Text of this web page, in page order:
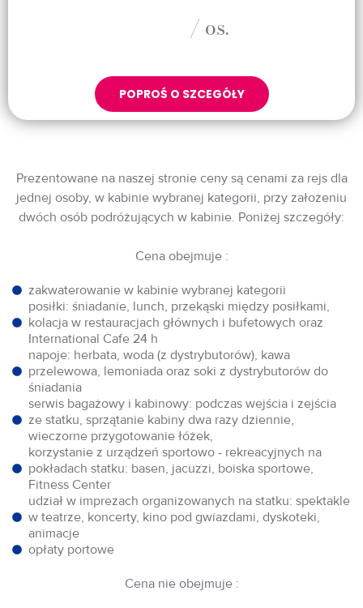
/ os.
POPROŚ O SZCEGÓŁY
Prezentowane na naszej stronie ceny są cenami za rejs dla
jednej osoby, w kabinie wybranej kategorii, przy założeniu
dwóch osób podróżujących w kabinie. Poniżej szczegóły:
Cena obejmuje :
zakwaterowanie w kabinie wybranej kategorii
posiłki: śniadanie, lunch, przekąski między posiłkami,
kolacja w restauracjach głównych i bufetowych oraz
International Cafe 24 h
napoje: herbata, woda (z dystrybutorów), kawa
przelewowa, lemoniada oraz soki z dystrybutorów do
śniadania
serwis bagażowy i kabinowy: podczas wejścia i zejścia
ze statku, sprzątanie kabiny dwa razy dziennie,
wieczorne przygotowanie łóżek,
korzystanie z urządzeń sportowo - rekreacyjnych na
pokładach statku: basen, jacuzzi, boiska sportowe,
Fitness Center
udział w imprezach organizowanych na statku: spektakle
w teatrze, koncerty, kino pod gwiazdami, dyskoteki,
animacje
opłaty portowe
Cena nie obejmuje :